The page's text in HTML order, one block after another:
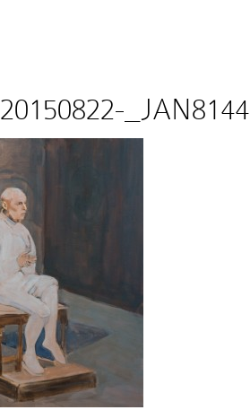
20150822-_JAN8144